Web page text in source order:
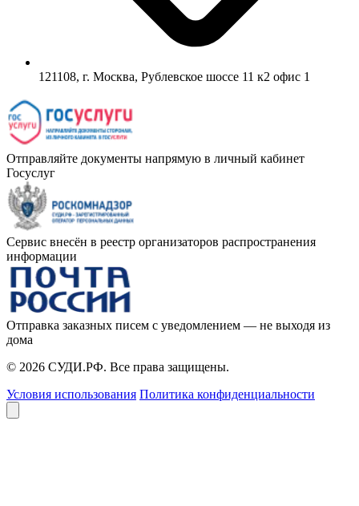
121108, г. Москва, Рублевское шоссе 11 к2 офис 1
Отправляйте документы напрямую в личный кабинет
Госуслуг
Сервис внесён в реестр организаторов распространения
информации
Отправка заказных писем с уведомлением — не выходя из
дома
© 2026 СУДИ.РФ. Все права защищены.
Условия использования Политика конфиденциальности